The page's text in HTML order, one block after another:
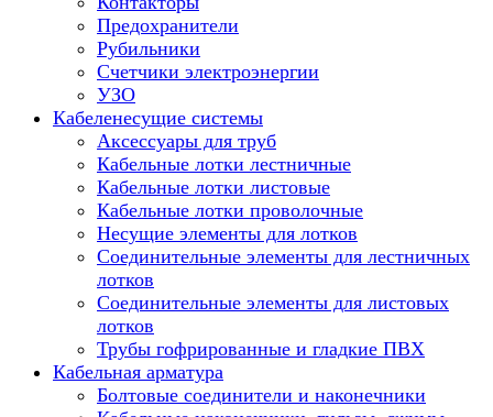
Предохранители
Рубильники
Счетчики электроэнергии
УЗО
Кабеленесущие системы
Аксессуары для труб
Кабельные лотки лестничные
Кабельные лотки листовые
Кабельные лотки проволочные
Несущие элементы для лотков
Соединительные элементы для лестничных
лотков
Соединительные элементы для листовых
лотков
Трубы гофрированные и гладкие ПВХ
Кабельная арматура
Болтовые соединители и наконечники